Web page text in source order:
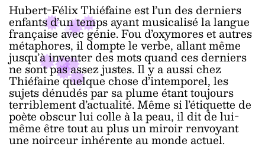
Hubert-Félix Thiéfaine est l’un des derniers
enfants d’un temps ayant musicalisé la langue
française avec génie. Fou d’oxymores et autres
métaphores, il dompte le verbe, allant même
jusqu’à inventer des mots quand ces derniers
ne sont pas assez justes. Il y a aussi chez
Thiéfaine quelque chose d’intemporel, les
sujets dénudés par sa plume étant toujours
terriblement d’actualité. Même si l’étiquette de
poète obscur lui colle à la peau, il dit de lui-
même être tout au plus un miroir renvoyant
une noirceur inhérente au monde actuel.